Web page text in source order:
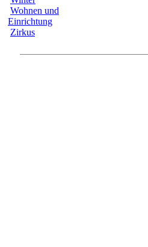
Wohnen und
Einrichtung
Zirkus